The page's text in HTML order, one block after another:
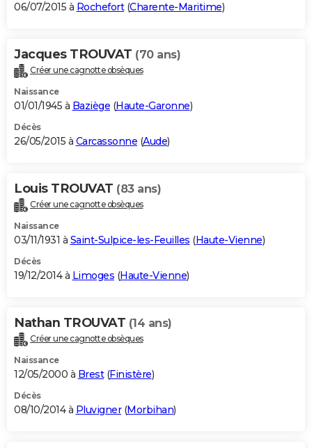
06/07/2015 à Rochefort(Charente-Maritime)
Jacques TROUVAT (70 ans)
Créer une cagnotte obsèques
Naissance
01/01/1945 à Baziège (Haute-Garonne)
Décès
26/05/2015 à Carcassonne (Aude)
Louis TROUVAT (83 ans)
Créer une cagnotte obsèques
Naissance
03/11/1931 à Saint-Sulpice-les-Feuilles (Haute-Vienne)
Décès
19/12/2014 à Limoges (Haute-Vienne)
Nathan TROUVAT (14 ans)
Créer une cagnotte obsèques
Naissance
12/05/2000 à Brest(Finistère)
Décès
08/10/2014 à Pluvigner(Morbihan)